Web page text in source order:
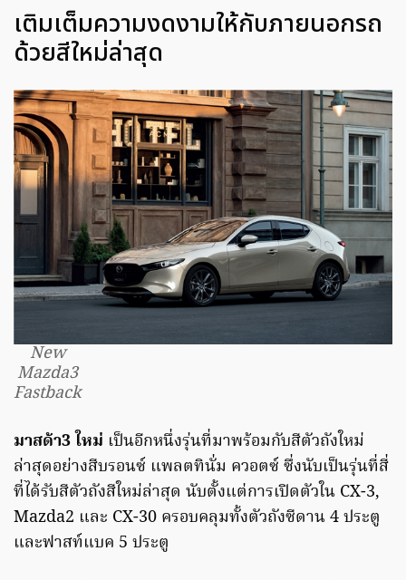
เติมเต็มความงดงามให้กับภายนอกรถ
ด้วยสีใหม่ล่าสุด
New
Mazda3
Fastback
มาสด้า3 ใหม่ เป็นอีกหนึ่งรุ่นที่มาพร้อมกับสีตัวถังใหม่
ล่าสุดอย่างสีบรอนซ์ แพลตทินั่ม ควอตซ์ ซึ่งนับเป็นรุ่นที่สี่
ที่ได้รับสีตัวถังสีใหม่ล่าสุด นับตั้งแต่การเปิดตัวใน CX-3,
Mazda2 และ CX-30 ครอบคลุมทั้งตัวถังซีดาน 4 ประตู
และฟาสท์แบค 5 ประตู